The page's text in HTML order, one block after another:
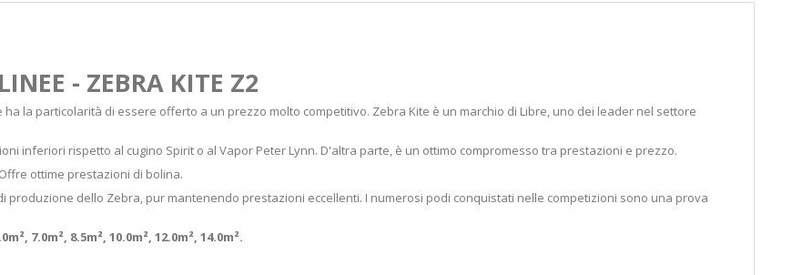
- ZEBRA KITE Z2
la particolarità di essere offerto a un prezzo molto competitivo. Zebra Kite è un marchio di Libre, uno dei leader nel settore
inferiori rispetto al cugino Spirit o al Vapor Peter Lynn. D'altra parte, è un ottimo compromesso tra prestazioni e prezzo.
ottime prestazioni di bolina.
produzione dello Zebra, pur mantenendo prestazioni eccellenti. I numerosi podi conquistati nelle competizioni sono una prova
7.0m², 8.5m², 10.0m², 12.0m², 14.0m².